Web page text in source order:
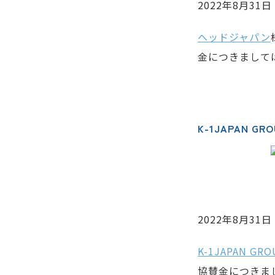
2022年8月31日
ヘッドジャパン
金につきまして
K-1JAPAN
2022年8月31日
K-1JAPAN
協賛金につきま